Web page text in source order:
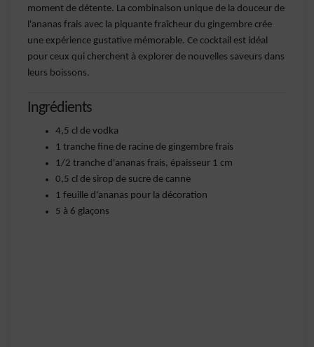
moment de détente. La combinaison unique de la douceur de
l'ananas frais avec la piquante fraîcheur du gingembre crée
une expérience gustative mémorable. Ce cocktail est idéal
pour ceux qui cherchent à explorer de nouvelles saveurs dans
leurs boissons.
Ingrédients
4,5 cl de vodka
1 tranche fine de racine de gingembre frais
1/2 tranche d'ananas frais, épaisseur 1 cm
0,5 cl de sirop de sucre de canne
1 feuille d'ananas pour la décoration
5 à 6 glaçons